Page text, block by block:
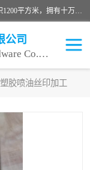
良鸿塑胶五金有限公司成 立于1998年，现厂房占地面积1200平方米，拥有十万级无尘车间，自动喷涂线1条，手动喷涂线2条，丝印移印滚印烫印拉线1条，本公司自建厂以来一直 以“顾客、品质、服务三个第一”为原则，从来货到处理、喷漆、烘烤、品检、包装等每一道工序都严格把持质量关，竭诚为广大朋友、客户服务。现如今已深得广 大客户信赖。
公司
Liang Hong Plastic & Hardware Co. Ltd
胶喷油丝印加工
喷油